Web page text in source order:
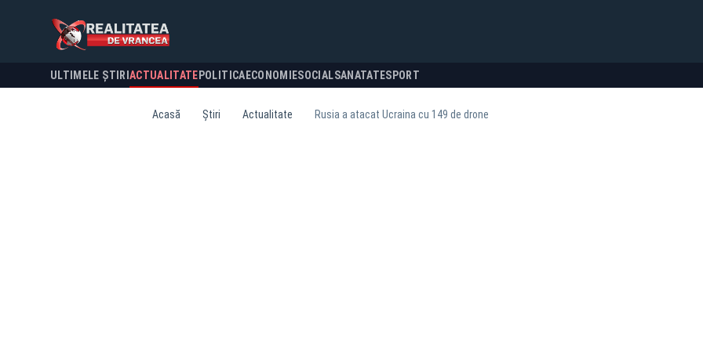
ULTIMELE ȘTIRI ACTUALITATE POLITICA ECONOMIESOCIALSANATATESPORT
Acasă Știri Actualitate Rusia a atacat Ucraina cu 149 de drone